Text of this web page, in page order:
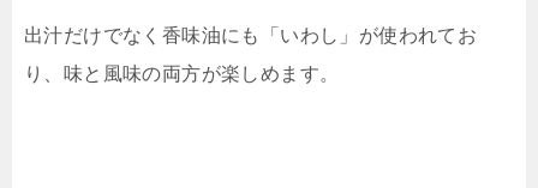
出汁だけでなく香味油にも「いわし」が使われてお
り、味と風味の両方が楽しめます。